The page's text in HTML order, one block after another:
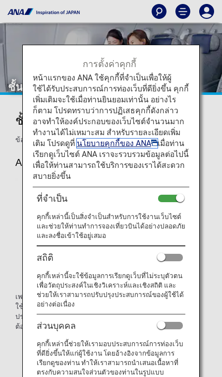
ชั้นเฟิร์สคลาส A380
ชั้นเฟิร์สคลาส ANA
ข้อมูลสำหรับที่นั่งชั้นเฟิร์สคลาสบน A380 ของ ANA
A380
เพลิดเพลินไปกับที่สุดแห่งความสะดวกสบายและประโยชน์
ใช้สอยที่ลงตัวบนที่นั่งชั้นเฟิร์สคลาสแบบใหม่ แต่ละที่นั่งจะมี
ประตูของตัวเองและให้ความเป็นส่วนตัวกับผู้โดยสารตาม
ต้องการเพื่อการเดินทางที่ผ่อนคลาย
*ประเภทของเครื่องบินและที่นั่งอาจมีการเปลี่ยนแปลงโดย
ไม่ต้องแจ้งให้ทราบล่วงหน้า
*ภาพตัวอย่าง
การตั้งค่าคุกกี้
หน้าแรกของ ANA ใช้คุกกี้ที่จำเป็นเพื่อให้ผู้
ใช้ได้รับประสบการณ์การท่องเว็บที่ดียิ่งขึ้น คุกกี้
เพิ่มเติมจะใช้เมื่อท่านยินยอมเท่านั้น อย่างไร
ก็ตาม โปรดทราบว่าการปฏิเสธคุกกี้ดังกล่าว
อาจทำให้องค์ประกอบของเว็บไซต์จำนวนมาก
ทำงานได้ไม่เหมาะสม สำหรับรายละเอียดเพิ่ม
เติม โปรดดูที่ นโยบายคุกกี้ของ ANA
เมื่อท่าน
เรียกดูเว็บไซต์ ANA เราจะรวบรวมข้อมูลต่อไปนี้
เพื่อให้ท่านสามารถใช้บริการของเราได้สะดวก
สบายยิ่งขึ้น
ที่จำเป็น
คุกกี้เหล่านี้เป็นสิ่งจำเป็นสำหรับการใช้งานเว็บไซต์
และช่วยให้ท่านทำการจองเที่ยวบินได้อย่างปลอดภัย
และลงชื่อเข้าใช้อยู่เสมอ
สถิติ
คุกกี้เหล่านี้จะใช้ข้อมูลการเรียกดูเว็บที่ไม่ระบุตัวตน
เพื่อวัตถุประสงค์ในเชิงวิเคราะห์และเชิงสถิติ และ
ช่วยให้เราสามารถปรับปรุงประสบการณ์ของผู้ใช้ได้
อย่างต่อเนื่อง
ส่วนบุคคล
คุกกี้เหล่านี้ช่วยให้เรามอบประสบการณ์การท่องเว็บ
ที่ดียิ่งขึ้นให้แก่ผู้ใช้งาน โดยอ้างอิงจากข้อมูลการ
เรียกดูของท่าน ทำให้เราสามารถนำเสนอเนื้อหาที่
ตรงกับความสนใจส่วนตัวของท่านในรูปแบบ